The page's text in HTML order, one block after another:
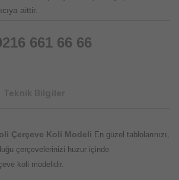
aittir.
661 66 66
Çerçeve Koli Modeli En güzel tablolarınızı,
çerçevelerinizi huzur içinde
koli modelidir.